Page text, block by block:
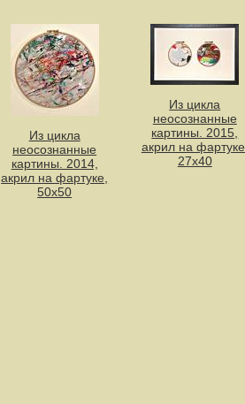
Из цикла
неосознанные
картины. 2014,
акрил на фартуке,
50х50
Из цикла
неосознанные
картины. 2015,
акрил на фартуке,
27х40